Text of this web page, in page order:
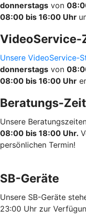
donnerstags von
08:00 bis 16:00 Uhr
VideoService-
Unsere VideoService-
donnerstags von
08:00 bis 16:00 Uhr
Beratungs-
Unsere
08:00 bis 18:00 Uhr.
persönlichen Termin!
SB-Geräte
Unsere SB-Geräte
23:00 Uhr zur